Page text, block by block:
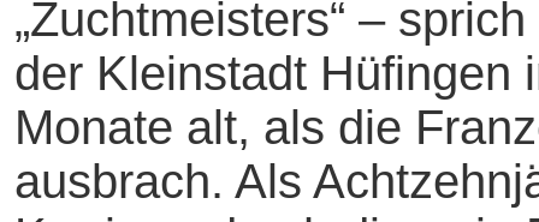
„Zuchtmeisters“ –
der Kleinstadt Hüfingen
Monate alt, als die
ausbrach. Als